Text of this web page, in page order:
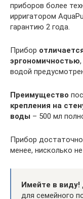
приборов более
ирригатором
гарантию 2 года.
Прибор
эргономичностью
водой
Преимущество
крепления на
воды – 500 мл
Прибор
менее, нисколько
Имейте в виду!
для семейного